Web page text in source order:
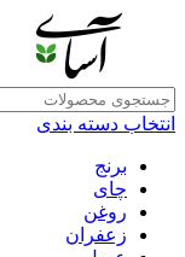
انتخاب دسته بندی
برنج
چای
روغن
زعفران